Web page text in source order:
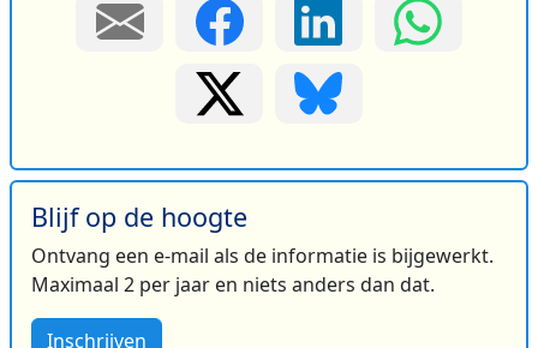
Blijf op de hoogte
Ontvang een e-mail als de informatie is bijgewerkt.
Maximaal 2 per jaar en niets anders dan dat.
Inschrijven